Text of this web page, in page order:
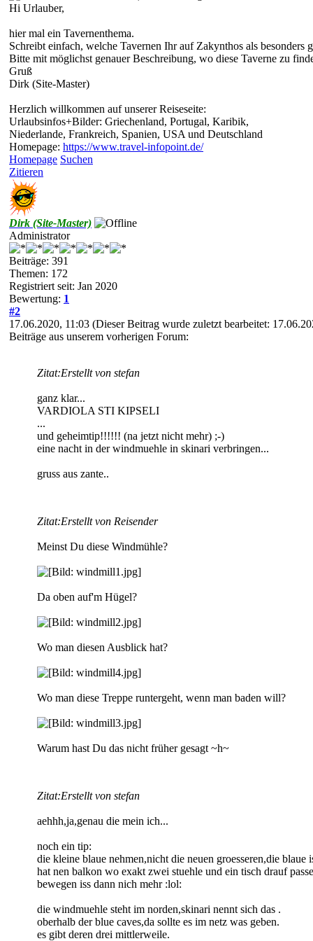
Hi Urlauber,
hier mal ein Tavernenthema.
Schreibt einfach, welche Tavernen Ihr auf Zakynthos als besonders
Bitte mit möglichst genauer Beschreibung, wo diese Taverne zu
Gruß
Dirk (Site-Master)
Herzlich willkommen auf unserer Reiseseite:
Urlaubsinfos+Bilder: Griechenland, Portugal, Karibik,
Niederlande, Frankreich, Spanien, USA und Deutschland
Homepage: https://www.travel-infopoint.de/
Homepage Suchen
Zitieren
Dirk (Site-Master)
Administrator
Beiträge: 391
Themen: 172
Registriert seit: Jan 2020
Bewertung: 1
#2
17.06.2020, 11:03 (Dieser Beitrag wurde zuletzt bearbeitet:
Beiträge aus unserem vorherigen Forum:
Zitat:Erstellt von stefan
ganz klar...
VARDIOLA STI KIPSELI
...
und geheimtip!!!!!! (na jetzt nicht mehr) ;-)
eine nacht in der windmuehle in skinari verbringen...
gruss aus zante..
Zitat:Erstellt von Reisender
Meinst Du diese Windmühle?
Da oben auf'm Hügel?
Wo man diesen Ausblick hat?
Wo man diese Treppe runtergeht, wenn man baden will?
Warum hast Du das nicht früher gesagt ~h~
Zitat:Erstellt von stefan
aehhh,ja,genau die mein ich...
noch ein tip:
die kleine blaue nehmen,nicht die neuen groesseren,die
hat nen balkon wo exakt zwei stuehle und ein tisch drauf
bewegen iss dann nich mehr :lol:
die windmuehle steht im norden,skinari nennt sich das .
oberhalb der blue caves,da sollte es im netz was geben.
es gibt deren drei mittlerweile.